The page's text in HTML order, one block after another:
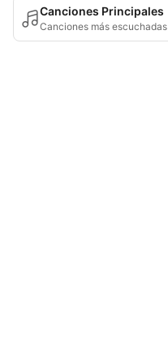
Canciones Principales
Canciones más escuchadas